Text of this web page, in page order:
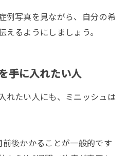
例写真を見ながら、自分の希
るようにしましょう。
手に入れたい人
れたい人にも、ミニッシュは
後かかることが一般的です